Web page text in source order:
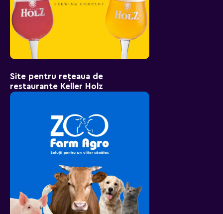
Site pentru rețeaua de
restaurante Keller Holz